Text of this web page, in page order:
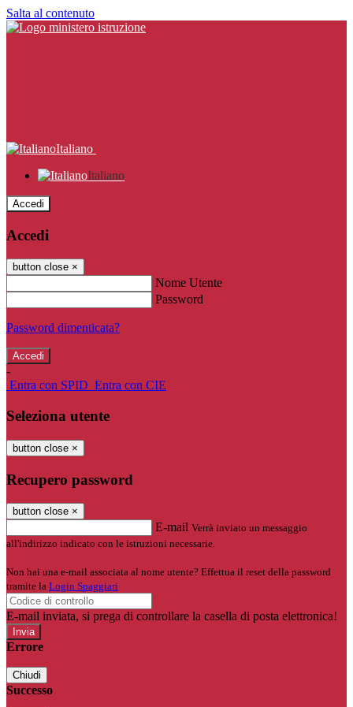
Salta al contenuto
Italiano
Italiano
Accedi
Accedi
button close ×
Nome Utente
Password
Password dimenticata?
-
Entra con SPID Entra con CIE
Seleziona utente
button close ×
Recupero password
button close ×
E-mail Verrà inviato un messaggio
all'indirizzo indicato con le istruzioni necessarie.
Non hai una e-mail associata al nome utente? Effettua il reset della password
tramite la Login Spaggiari
E-mail inviata, si prega di controllare la casella di posta elettronica!
Errore
Chiudi
Successo